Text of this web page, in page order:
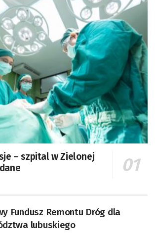
– szpital w Zielonej
Fundusz Remontu Dróg dla
lubuskiego